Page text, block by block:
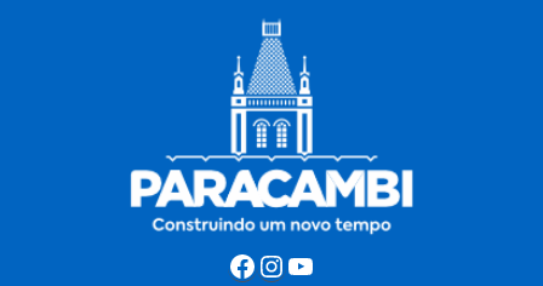
Facebook
Instagram
Youtube